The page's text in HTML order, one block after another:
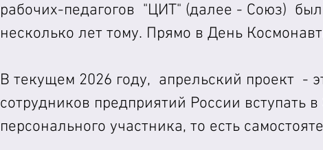
рабочих-педагогов  "ЦИТ" (далее - Союз)
несколько лет тому. Прямо в День
В текущем 2026 году,  апрельский проект  -
сотрудников предприятий России вступать
персонального участника, то есть